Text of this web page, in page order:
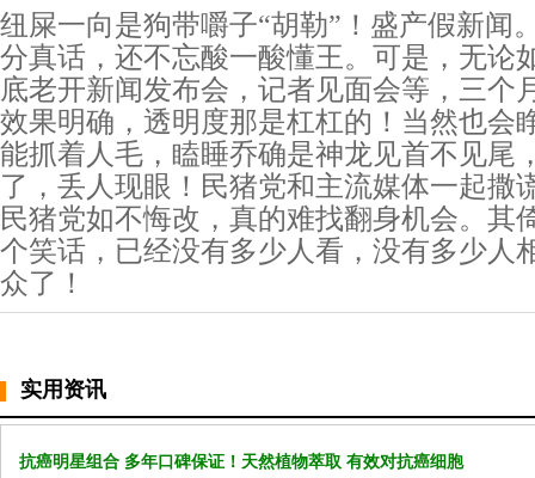
纽屎一向是狗带嚼子“胡勒”！盛产假新闻
分真话，还不忘酸一酸懂王。可是，无论
底老开新闻发布会，记者见面会等，三个
效果明确，透明度那是杠杠的！当然也会
能抓着人毛，瞌睡乔确是神龙见首不见尾
了，丢人现眼！民猪党和主流媒体一起撒
民猪党如不悔改，真的难找翻身机会。其
个笑话，已经没有多少人看，没有多少人
众了！
实用资讯
抗癌明星组合 多年口碑保证！天然植物萃取 有效对抗癌细胞